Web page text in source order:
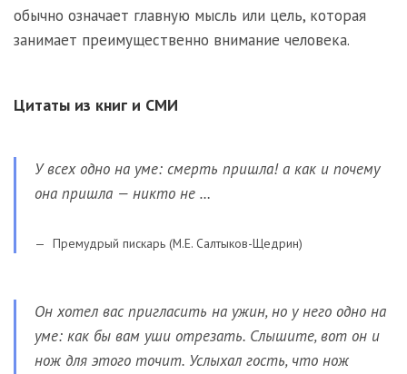
обычно означает главную мысль или цель, которая
занимает преимущественно внимание человека.
Цитаты из книг и СМИ
У всех одно на уме: смерть пришла! а как и почему
она пришла — никто не …
Премудрый пискарь (М.Е. Салтыков-Щедрин)
Он хотел вас пригласить на ужин, но у него одно на
уме: как бы вам уши отрезать. Слышите, вот он и
нож для этого точит. Услыхал гость, что нож